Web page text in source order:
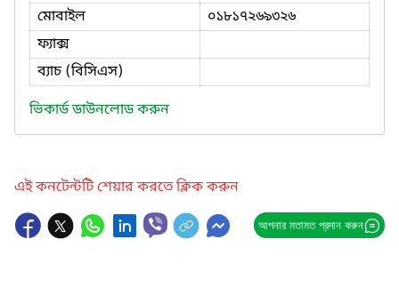
মোবাইল
০১৮১৭২৬৯৩২৬
ফ্যাক্স
ব্যাচ (বিসিএস)
ভিকার্ড ডাউনলোড করুন
এই কনটেন্টটি শেয়ার করতে ক্লিক করুন
আপনার মতামত প্রদান করুন